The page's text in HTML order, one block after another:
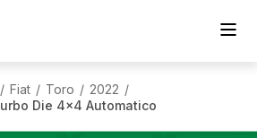
/ Fiat / Toro / 2022 /
Die 4x4 Automatico